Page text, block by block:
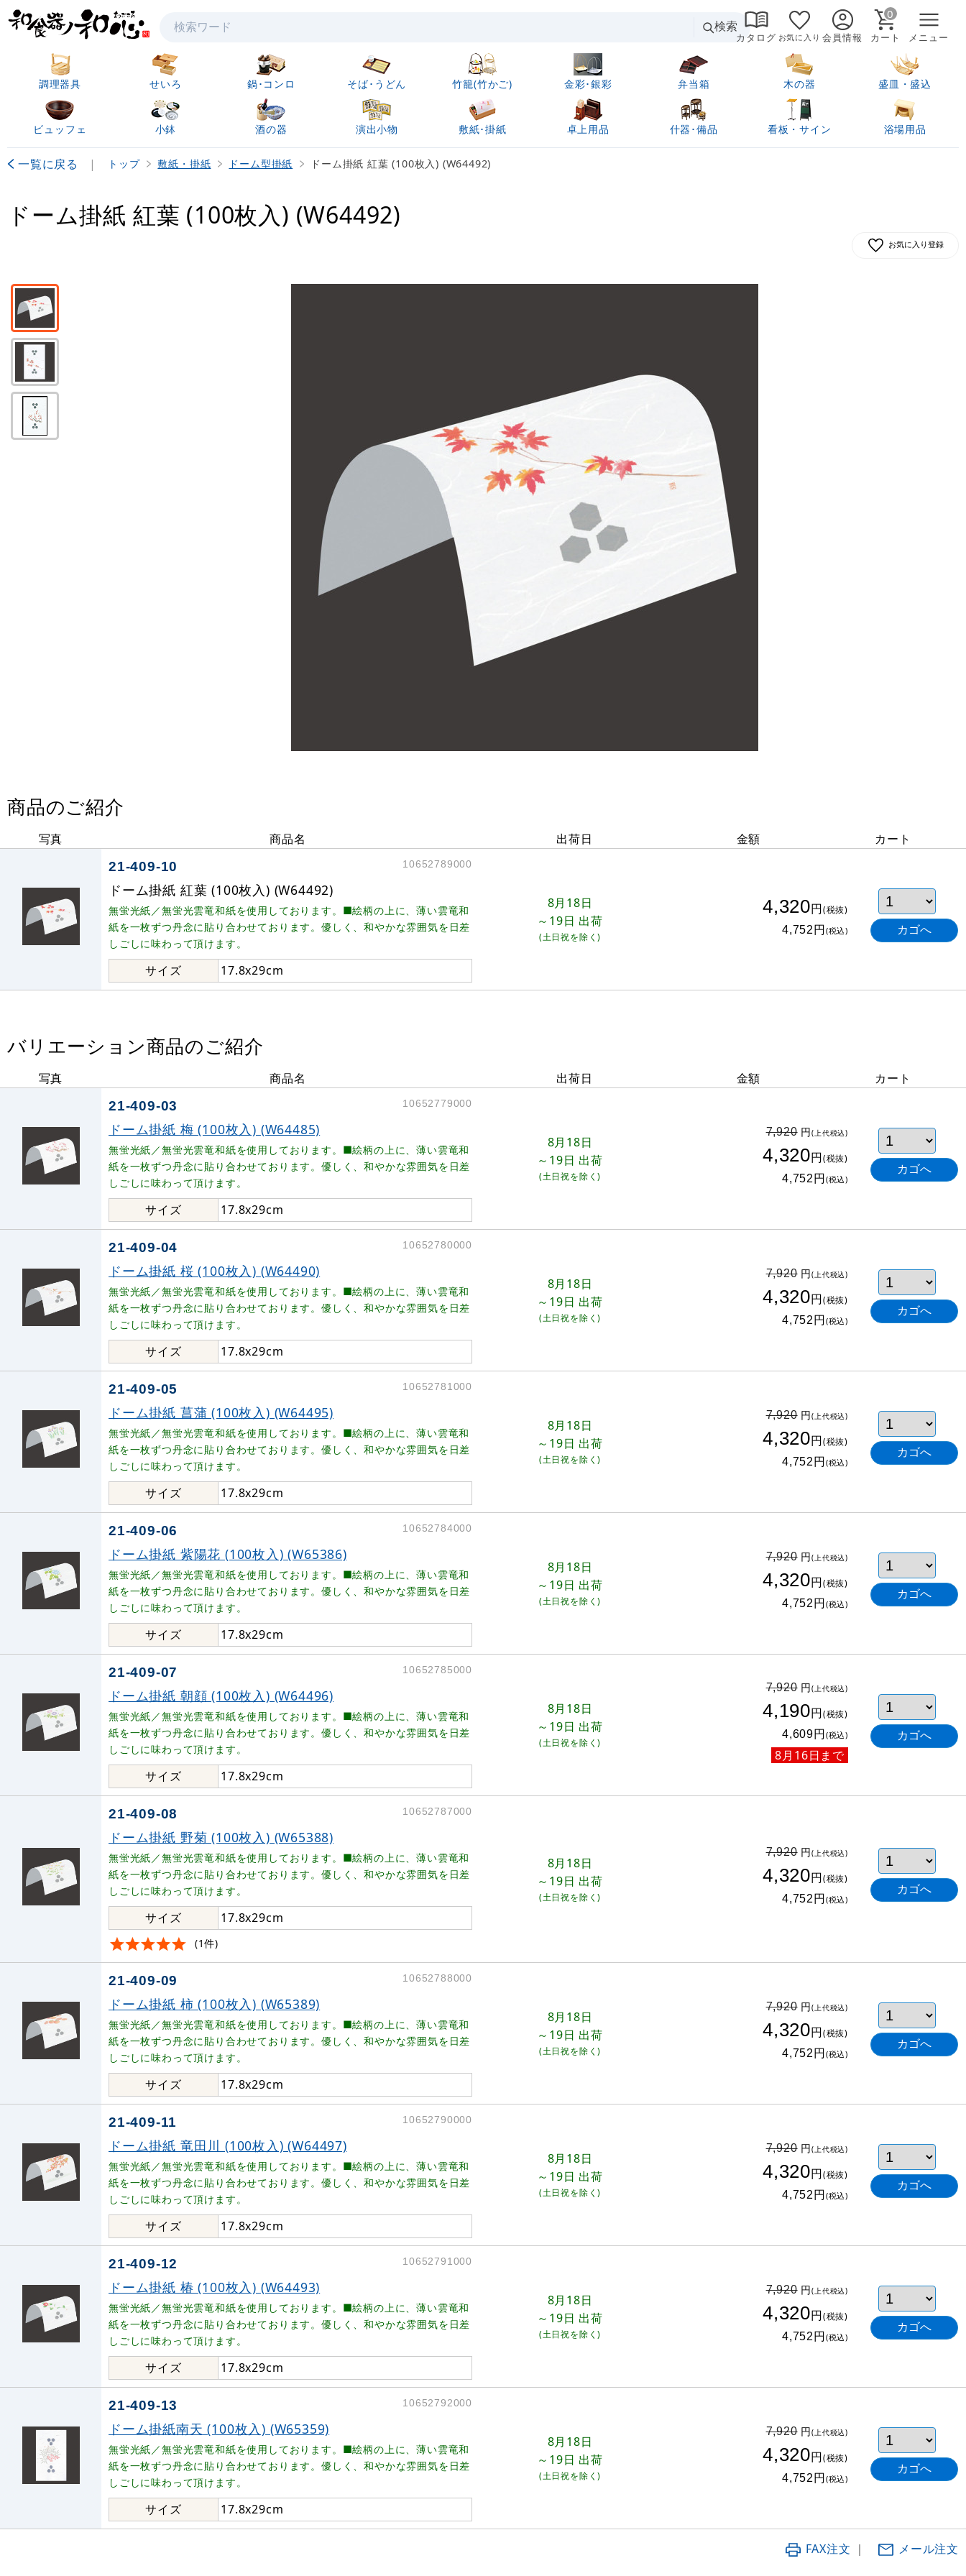
検索
検索
カタログ お気に入り 会員情報
0
カート メニュー
調理器具 せいろ 鍋･コンロ そば･うどん 竹籠(竹かご) 金彩･銀彩 弁当箱 木の器 盛皿・盛込
ビュッフェ 小鉢 酒の器 演出小物 敷紙･掛紙 卓上用品 什器･備品 看板・サイン 浴場用品
一覧に戻る | トップ 敷紙・掛紙 ドーム型掛紙 ドーム掛紙 紅葉 (100枚入) (W64492)
ドーム掛紙 紅葉 (100枚入) (W64492)
お気に入り登録
商品のご紹介
写真 商品名 出荷日 金額 カート
21-409-10 10652789000
ドーム掛紙 紅葉 (100枚入) (W64492)
無蛍光紙／無蛍光雲竜和紙を使用しております。■絵柄の上に、薄い雲竜和
紙を一枚ずつ丹念に貼り合わせております。優しく、和やかな雰囲気を日差
しごしに味わって頂けます。
サイズ 17.8x29cm
8月18日
～19日 出荷
(土日祝を除く)
4,320円(税抜)
4,752円(税込)
バリエーション商品のご紹介
写真 商品名 出荷日 金額 カート
21-409-03 10652779000
ドーム掛紙 梅 (100枚入) (W64485)
無蛍光紙／無蛍光雲竜和紙を使用しております。■絵柄の上に、薄い雲竜和
紙を一枚ずつ丹念に貼り合わせております。優しく、和やかな雰囲気を日差
しごしに味わって頂けます。
サイズ 17.8x29cm
8月18日
～19日 出荷
(土日祝を除く)
7,920円(上代税込)
4,320円(税抜)
4,752円(税込)
21-409-04 10652780000
ドーム掛紙 桜 (100枚入) (W64490)
無蛍光紙／無蛍光雲竜和紙を使用しております。■絵柄の上に、薄い雲竜和
紙を一枚ずつ丹念に貼り合わせております。優しく、和やかな雰囲気を日差
しごしに味わって頂けます。
サイズ 17.8x29cm
8月18日
～19日 出荷
(土日祝を除く)
7,920円(上代税込)
4,320円(税抜)
4,752円(税込)
21-409-05 10652781000
ドーム掛紙 菖蒲 (100枚入) (W64495)
無蛍光紙／無蛍光雲竜和紙を使用しております。■絵柄の上に、薄い雲竜和
紙を一枚ずつ丹念に貼り合わせております。優しく、和やかな雰囲気を日差
しごしに味わって頂けます。
サイズ 17.8x29cm
8月18日
～19日 出荷
(土日祝を除く)
7,920円(上代税込)
4,320円(税抜)
4,752円(税込)
21-409-06 10652784000
ドーム掛紙 紫陽花 (100枚入) (W65386)
無蛍光紙／無蛍光雲竜和紙を使用しております。■絵柄の上に、薄い雲竜和
紙を一枚ずつ丹念に貼り合わせております。優しく、和やかな雰囲気を日差
しごしに味わって頂けます。
サイズ 17.8x29cm
8月18日
～19日 出荷
(土日祝を除く)
7,920円(上代税込)
4,320円(税抜)
4,752円(税込)
21-409-07 10652785000
ドーム掛紙 朝顔 (100枚入) (W64496)
無蛍光紙／無蛍光雲竜和紙を使用しております。■絵柄の上に、薄い雲竜和
紙を一枚ずつ丹念に貼り合わせております。優しく、和やかな雰囲気を日差
しごしに味わって頂けます。
サイズ 17.8x29cm
8月18日
～19日 出荷
(土日祝を除く)
7,920円(上代税込)
4,190円(税抜)
4,609円(税込)
8月16日まで
21-409-08 10652787000
ドーム掛紙 野菊 (100枚入) (W65388)
無蛍光紙／無蛍光雲竜和紙を使用しております。■絵柄の上に、薄い雲竜和
紙を一枚ずつ丹念に貼り合わせております。優しく、和やかな雰囲気を日差
しごしに味わって頂けます。
サイズ 17.8x29cm
(1件)
8月18日
～19日 出荷
(土日祝を除く)
7,920円(上代税込)
4,320円(税抜)
4,752円(税込)
21-409-09 10652788000
ドーム掛紙 柿 (100枚入) (W65389)
無蛍光紙／無蛍光雲竜和紙を使用しております。■絵柄の上に、薄い雲竜和
紙を一枚ずつ丹念に貼り合わせております。優しく、和やかな雰囲気を日差
しごしに味わって頂けます。
サイズ 17.8x29cm
8月18日
～19日 出荷
(土日祝を除く)
7,920円(上代税込)
4,320円(税抜)
4,752円(税込)
21-409-11 10652790000
ドーム掛紙 竜田川 (100枚入) (W64497)
無蛍光紙／無蛍光雲竜和紙を使用しております。■絵柄の上に、薄い雲竜和
紙を一枚ずつ丹念に貼り合わせております。優しく、和やかな雰囲気を日差
しごしに味わって頂けます。
サイズ 17.8x29cm
8月18日
～19日 出荷
(土日祝を除く)
7,920円(上代税込)
4,320円(税抜)
4,752円(税込)
21-409-12 10652791000
ドーム掛紙 椿 (100枚入) (W64493)
無蛍光紙／無蛍光雲竜和紙を使用しております。■絵柄の上に、薄い雲竜和
紙を一枚ずつ丹念に貼り合わせております。優しく、和やかな雰囲気を日差
しごしに味わって頂けます。
サイズ 17.8x29cm
8月18日
～19日 出荷
(土日祝を除く)
7,920円(上代税込)
4,320円(税抜)
4,752円(税込)
21-409-13 10652792000
ドーム掛紙南天 (100枚入) (W65359)
無蛍光紙／無蛍光雲竜和紙を使用しております。■絵柄の上に、薄い雲竜和
紙を一枚ずつ丹念に貼り合わせております。優しく、和やかな雰囲気を日差
しごしに味わって頂けます。
サイズ 17.8x29cm
8月18日
～19日 出荷
(土日祝を除く)
7,920円(上代税込)
4,320円(税抜)
4,752円(税込)
FAX注文 ｜ メール注文